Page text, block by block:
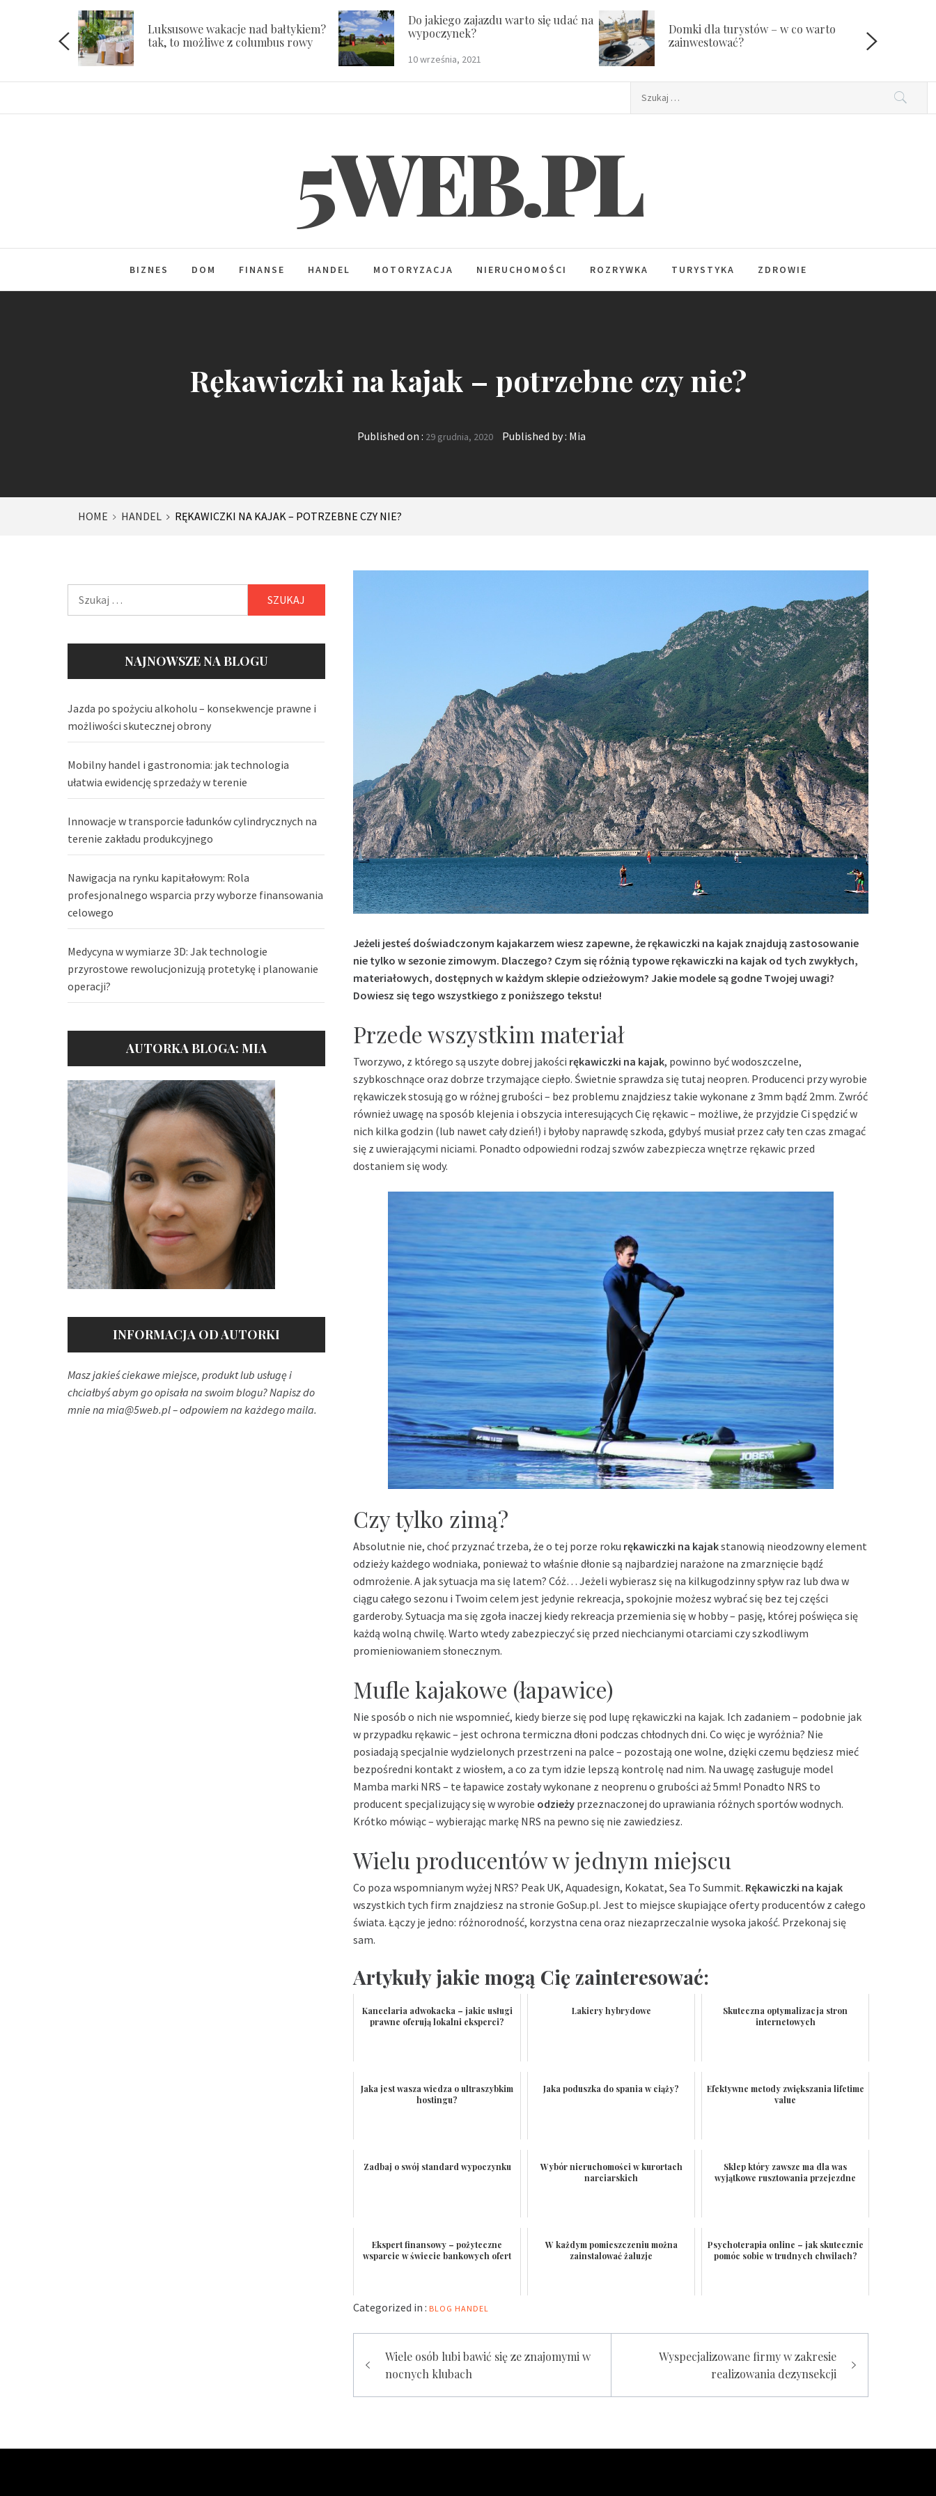
Luksusowe wakacje nad bałtykiem?
tak, to możliwe z columbus rowy
Do jakiego zajazdu warto się udać na
wypoczynek?
10 września, 2021
Domki dla turystów – w co warto
zainwestować?
5WEB.PL
BIZNES DOM FINANSE HANDEL MOTORYZACJA NIERUCHOMOŚCI ROZRYWKA TURYSTYKA ZDROWIE
Rękawiczki na kajak – potrzebne czy nie?
Published on : 29 grudnia, 2020 Published by : Mia
HOME HANDEL RĘKAWICZKI NA KAJAK – POTRZEBNE CZY NIE?
Jeżeli jesteś doświadczonym kajakarzem wiesz zapewne, że rękawiczki na kajak znajdują zastosowanie
nie tylko w sezonie zimowym. Dlaczego? Czym się różnią typowe rękawiczki na kajak od tych zwykłych,
materiałowych, dostępnych w każdym sklepie odzieżowym? Jakie modele są godne Twojej uwagi?
Dowiesz się tego wszystkiego z poniższego tekstu!
Przede wszystkim materiał
Tworzywo, z którego są uszyte dobrej jakości rękawiczki na kajak, powinno być wodoszczelne,
szybkoschnące oraz dobrze trzymające ciepło. Świetnie sprawdza się tutaj neopren. Producenci przy wyrobie
rękawiczek stosują go w różnej grubości – bez problemu znajdziesz takie wykonane z 3mm bądź 2mm. Zwróć
również uwagę na sposób klejenia i obszycia interesujących Cię rękawic – możliwe, że przyjdzie Ci spędzić w
nich kilka godzin (lub nawet cały dzień!) i byłoby naprawdę szkoda, gdybyś musiał przez cały ten czas zmagać
się z uwierającymi niciami. Ponadto odpowiedni rodzaj szwów zabezpiecza wnętrze rękawic przed
dostaniem się wody.
Czy tylko zimą?
Absolutnie nie, choć przyznać trzeba, że o tej porze roku rękawiczki na kajakstanowią nieodzowny element
odzieży każdego wodniaka, ponieważ to właśnie dłonie są najbardziej narażone na zmarznięcie bądź
odmrożenie. A jak sytuacja ma się latem? Cóż… Jeżeli wybierasz się na kilkugodzinny spływ raz lub dwa w
ciągu całego sezonu i Twoim celem jest jedynie rekreacja,spokojnie możesz wybrać się bez tej części
garderoby. Sytuacja ma się zgoła inaczej kiedy rekreacja przemienia się w hobby – pasję, której poświęca się
każdą wolną chwilę. Warto wtedy zabezpieczyć się przed niechcianymi otarciami czy szkodliwym
promieniowaniem słonecznym.
Mufle kajakowe (łapawice)
Nie sposób o nich nie wspomnieć, kiedy bierze się pod lupę rękawiczki na kajak. Ich zadaniem – podobnie jak
w przypadku rękawic – jest ochrona termiczna dłoni podczas chłodnych dni. Co więc je wyróżnia? Nie
posiadają specjalnie wydzielonych przestrzeni na palce – pozostają one wolne, dzięki czemu będziesz mieć
bezpośredni kontakt z wiosłem, a co za tym idzie lepszą kontrolę nad nim. Na uwagę zasługuje model
Mamba marki NRS – te łapawice zostały wykonane z neoprenu o grubości aż 5mm! Ponadto NRS to
producent specjalizujący się w wyrobie odzieży przeznaczonej do uprawiania różnych sportów wodnych.
Krótko mówiąc – wybierając markę NRS na pewno się nie zawiedziesz.
Wielu producentów w jednym miejscu
Co poza wspomnianym wyżej NRS? Peak UK, Aquadesign, Kokatat, Sea To Summit. Rękawiczki na kajak
wszystkich tych firm znajdziesz na stronieGoSup.pl. Jest to miejsce skupiające oferty producentów z całego
świata. Łączy je jedno: różnorodność, korzystna cena oraz niezaprzeczalnie wysoka jakość. Przekonaj się
sam.
Artykuły jakie mogą Cię zainteresować:
Kancelaria adwokacka – jakie usługi
prawne oferują lokalni eksperci?
Lakiery hybrydowe
Skuteczna optymalizacja stron
internetowych
Jaka jest wasza wiedza o ultraszybkim
hostingu?
Jaka poduszka do spania w ciąży?
Efektywne metody zwiększania lifetime
value
Zadbaj o swój standard wypoczynku
Wybór nieruchomości w kurortach
narciarskich
Sklep który zawsze ma dla was
wyjątkowe rusztowania przejezdne
Ekspert finansowy – pożyteczne
wsparcie w świecie bankowych ofert
W każdym pomieszczeniu można
zainstalować żaluzje
Psychoterapia online – jak skutecznie
pomóc sobie w trudnych chwilach?
Categorized in : BLOG HANDEL
Nawigacja
wpisu
Wiele osób lubi bawić się ze znajomymi w
nocnych klubach
Wyspecjalizowane firmy w zakresie
realizowania dezynsekcji
NAJNOWSZE NA BLOGU
Jazda po spożyciu alkoholu – konsekwencje prawne i
możliwości skutecznej obrony
Mobilny handel i gastronomia: jak technologia
ułatwia ewidencję sprzedaży w terenie
Innowacje w transporcie ładunków cylindrycznych na
terenie zakładu produkcyjnego
Nawigacja na rynku kapitałowym: Rola
profesjonalnego wsparcia przy wyborze finansowania
celowego
Medycyna w wymiarze 3D: Jak technologie
przyrostowe rewolucjonizują protetykę i planowanie
operacji?
AUTORKA BLOGA: MIA
INFORMACJA OD AUTORKI
Masz jakieś ciekawe miejsce, produkt lub usługę i
chciałbyś abym go opisała na swoim blogu? Napisz do
mnie na mia@5web.pl– odpowiem na każdego maila.